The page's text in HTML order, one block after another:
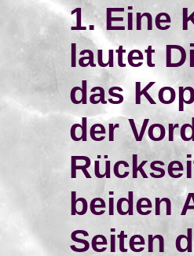
1. Eine
lautet
das
der
beiden
Seiten